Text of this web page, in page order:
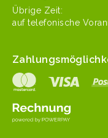
Übrige Zeit:
auf tele­fonis­che